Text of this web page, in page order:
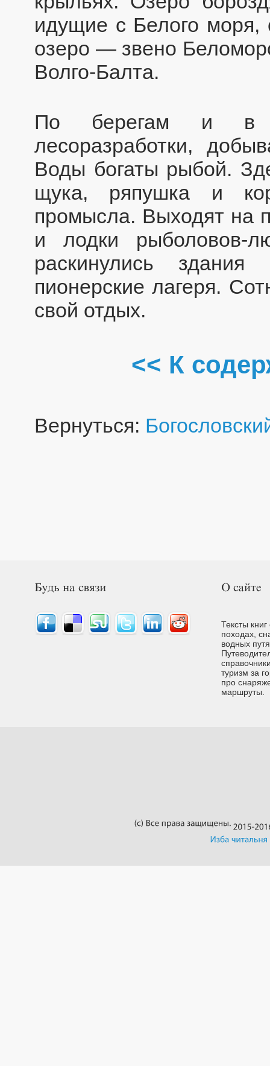
идущие с Белого моря,
озеро — звено
Волго-Балта.
По берегам и в
лесоразработки,
Воды богаты рыбой.
щука, ряпушка и
промысла. Выходят на
и лодки рыболовов-
раскинулись
пионерские лагеря.
свой отдых.
<< К
Вернуться:
Тексты
походах,
водных
туризм за
про
маршруты.